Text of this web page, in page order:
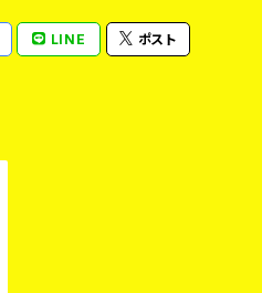
LINE ポスト